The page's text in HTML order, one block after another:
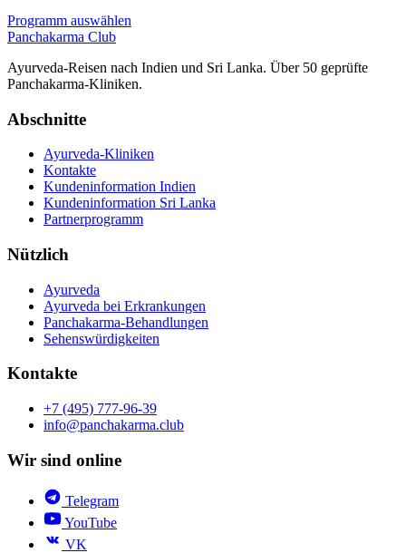
Programm auswählen
Panchakarma Club
Ayurveda-Reisen nach Indien und Sri Lanka. Über 50 geprüfte
Panchakarma-Kliniken.
Abschnitte
Ayurveda-Kliniken
Kontakte
Kundeninformation Indien
Kundeninformation Sri Lanka
Partnerprogramm
Nützlich
Ayurveda
Ayurveda bei Erkrankungen
Panchakarma-Behandlungen
Sehenswürdigkeiten
Kontakte
+7 (495) 777-96-39
info@panchakarma.club
Wir sind online
Telegram
YouTube
VK